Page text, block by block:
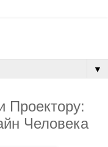
▼
Проектору:
Человека